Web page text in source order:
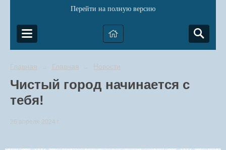
Перейти на полную версию
Главная → Главная → Новости
Чистый город начинается с
тебя!
26 апреля 2024 г.